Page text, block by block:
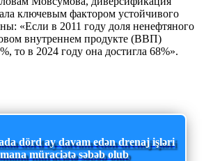
ключевым фактором устойчивого
«Если в 2011 году доля ненефтяного
внутреннем продукте (ВВП)
то в 2024 году она достигла 68%».
dörd ay davam edən drenaj işləri
müraciətə səbəb olub